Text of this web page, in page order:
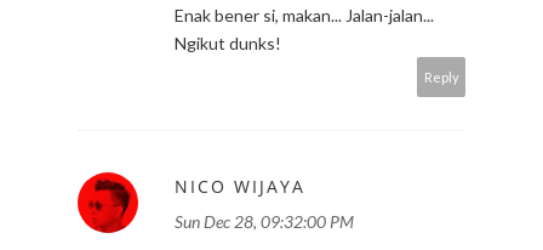
Enak bener si, makan... Jalan-jalan...
Ngikut dunks!
Reply
NICO WIJAYA
Sun Dec 28, 09:32:00 PM